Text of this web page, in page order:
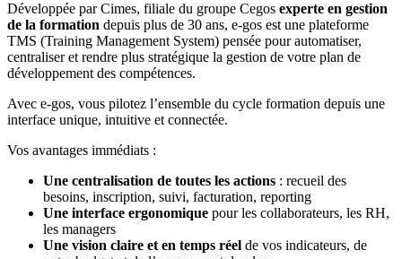
Développée par Cimes, filiale du groupe Cegos experte en gestion
de la formation depuis plus de 30 ans, e-gos est une plateforme
TMS (Training Management System) pensée pour automatiser,
centraliser et rendre plus stratégique la gestion de votre plan de
développement des compétences.
Avec e-gos, vous pilotez l’ensemble du cycle formation depuis une
interface unique, intuitive et connectée.
Vos avantages immédiats :
Une centralisation de toutes les actions : recueil des
besoins, inscription, suivi, facturation, reporting
Une interface ergonomique pour les collaborateurs, les RH,
les managers
Une vision claire et en temps réel de vos indicateurs, de